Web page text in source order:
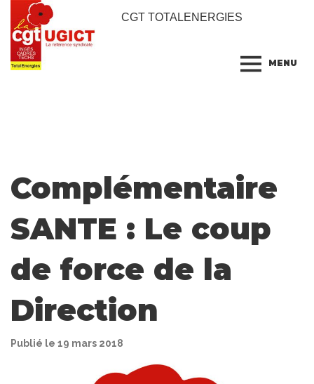
CGT TOTALENERGIES
MENU
Complémentaire
SANTE : Le coup
de force de la
Direction
Publié le 19 mars 2018